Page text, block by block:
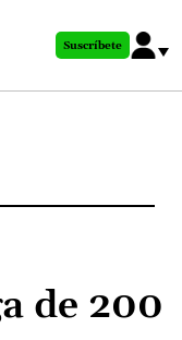
Suscríbete
de 200